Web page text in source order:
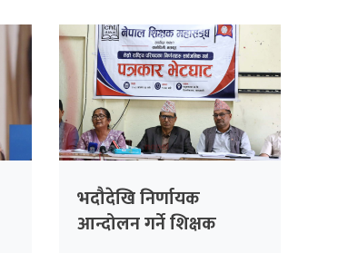
भदौदेखि निर्णायक
आन्दोलन गर्ने शिक्षक